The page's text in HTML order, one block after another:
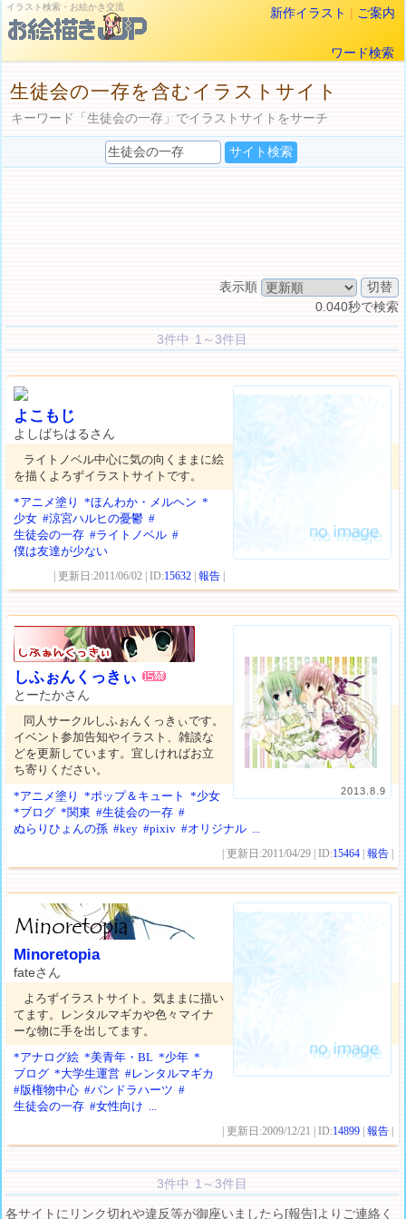
イラスト検索・お絵かき交流 新作イラスト | ご案内
ワード検索
生徒会の一存を含むイラストサイト
キーワード「生徒会の一存」でイラストサイトをサーチ
表示順
0.040秒で検索
3件中 1～3件目
よこもじ
よしばちはるさん
ライトノベル中心に気の向くままに絵
を描くよろずイラストサイトです。
*アニメ塗り
*ほんわか・メルヘン *
少女 #涼宮ハルヒの憂鬱 #
生徒会の一存 #ライトノベル #
僕は友達が少ない
| 更新日:2011/06/02 | ID:15632 |報告
2013.8.9
しふぉんくっきぃ
とーたかさん
同人サークルしふぉんくっきぃです。
イベント参加告知やイラスト、雑談な
どを更新しています。宜しければお立
ち寄りください。
*アニメ塗り
*ポップ＆キュート
*少女
*ブログ *関東 #生徒会の一存 #
ぬらりひょんの孫 #key #pixiv #オリジナル ...
| 更新日:2011/04/29 | ID:15464 |報告
Minoretopia
fateさん
よろずイラストサイト。気ままに描い
てます。レンタルマギカや色々マイナ
ーな物に手を出してます。
*アナログ絵 *美青年・BL *少年 *
ブログ *大学生運営 #レンタルマギカ
#版権物中心 #パンドラハーツ #
生徒会の一存 #女性向け ...
| 更新日:2009/12/21 | ID:14899 |報告
3件中 1～3件目
各サイトにリンク切れや違反等が御座いましたら[報告]よりご連絡く